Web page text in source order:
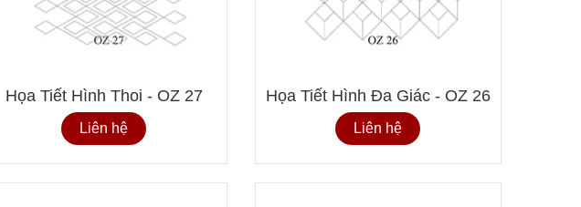
Họa Tiết Hình Thoi - OZ 27
Liên hệ
Họa Tiết Hình Đa Giác - OZ 26
Liên hệ
Bảng Giá Vải Giả Da Bọc
Ghế Tốt Nhất 2019
Da Cacbon – Khí Chất Và
Đẳng Cấp